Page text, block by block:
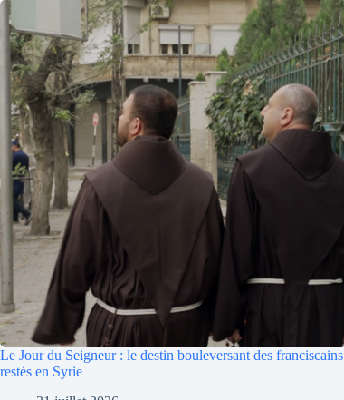
Le Jour du Seigneur : le destin bouleversant des franciscains
restés en Syrie